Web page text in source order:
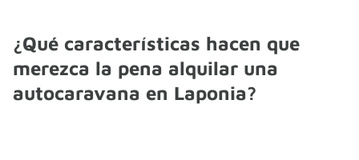
¿Qué características hacen que
merezca la pena alquilar una
autocaravana en Laponia?